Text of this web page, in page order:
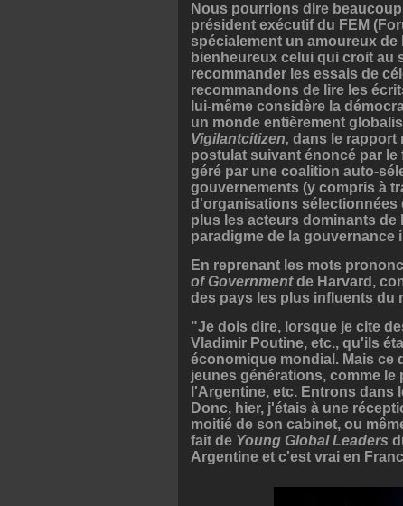
Nous pourrions dire
président exécutif du FEM
spécialement un amoureux
bienheureux celui qui croit au
recommander les essais de
recommandons de lire les
lui-même considère la
un monde entièrement
Vigilantcitizen, dans le rapport
postulat suivant énoncé par
géré par une coalition auto-
gouvernements (y compris à
d'organisations sélectionnées
plus les acteurs dominants de
paradigme de la
En reprenant les mots
of Governmentde Harvard,
des pays les plus influents du
"Je dois dire, lorsque je cite
Vladimir Poutine, etc., qu'ils
économique mondial. Mais
jeunes générations, comme
l'Argentine, etc. Entrons dans
Donc, hier, j'étais à une
moitié de son cabinet, ou
fait de Young Global Leaders
Argentine et c'est vrai en